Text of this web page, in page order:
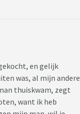
en gelijk
was, al mijn andere
thuiskwam, zegt
want ik heb